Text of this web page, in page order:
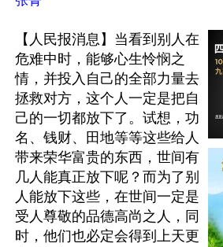
【人民报消息】当看到别人在
危难中时，能够心生怜悯之
情，并投入自己的全部力量去
拯救对方，这个人一定是把自
己的一切都放下了。试想，功
名、钱财、田地等等这些给人
带来荣华富贵的东西，世间有
几人能真正放下呢？而为了别
人能放下这些，在世间一定是
受人尊敬的品德高尚之人，同
时，他们也必定会得到上天更